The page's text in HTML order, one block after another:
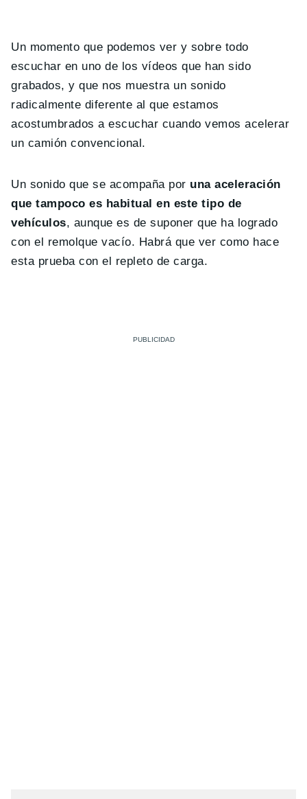
Un momento que podemos ver y sobre todo
escuchar en uno de los vídeos que han sido
grabados, y que nos muestra un sonido
radicalmente diferente al que estamos
acostumbrados a escuchar cuando vemos acelerar
un camión convencional.
Un sonido que se acompaña por una aceleración
que tampoco es habitual en este tipo de
vehículos, aunque es de suponer que ha logrado
con el remolque vacío. Habrá que ver como hace
esta prueba con el repleto de carga.